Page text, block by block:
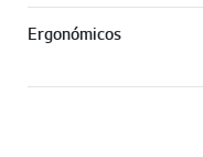
Ergonómicos